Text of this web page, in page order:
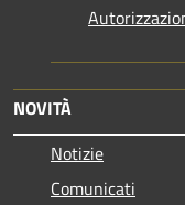
NOVITÀ
Notizie
Comunicati